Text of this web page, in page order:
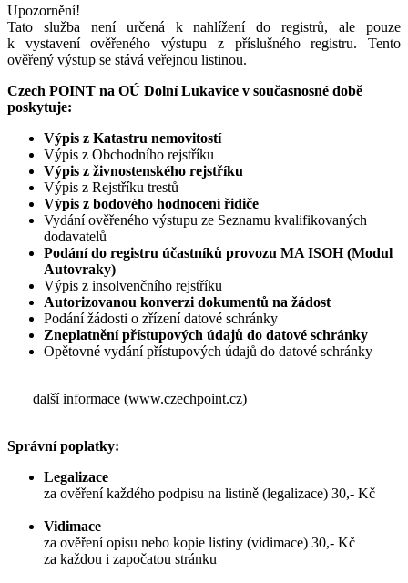
Upozornění!
Tato služba není určená k nahlížení do registrů, ale pouze
k vystavení ověřeného výstupu z příslušného registru. Tento
ověřený výstup se stává veřejnou listinou.
Czech POINT na OÚ Dolní Lukavice v současnosné době
poskytuje:
Výpis z Katastru nemovitostí
Výpis z Obchodního rejstříku
Výpis z živnostenského rejstříku
Výpis z Rejstříku trestů
Výpis z bodového hodnocení řidiče
Vydání ověřeného výstupu ze Seznamu kvalifikovaných
dodavatelů
Podání do registru účastníků provozu MA ISOH (Modul
Autovraky)
Výpis z insolvenčního rejstříku
Autorizovanou konverzi dokumentů na žádost
Podání žádosti o zřízení datové schránky
Zneplatnění přístupových údajů do datové schránky
Opětovné vydání přístupových údajů do datové schránky
další informace (www.czechpoint.cz)
Správní poplatky:
Legalizace
za ověření každého podpisu na listině (legalizace) 30,- Kč
Vidimace
za ověření opisu nebo kopie listiny (vidimace) 30,- Kč
za každou i započatou stránku